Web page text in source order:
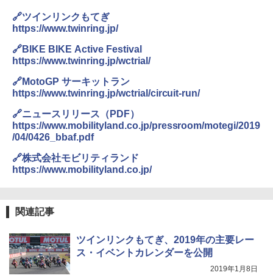
🔗ツインリンクもてぎ
https://www.twinring.jp/
🔗BIKE BIKE Active Festival
https://www.twinring.jp/wctrial/
🔗MotoGP サーキットラン
https://www.twinring.jp/wctrial/circuit-run/
🔗ニュースリリース（PDF）
https://www.mobilityland.co.jp/pressroom/motegi/2019
/04/0426_bbaf.pdf
🔗株式会社モビリティランド
https://www.mobilityland.co.jp/
関連記事
ツインリンクもてぎ、2019年の主要レー
ス・イベントカレンダーを公開
2019年1月8日